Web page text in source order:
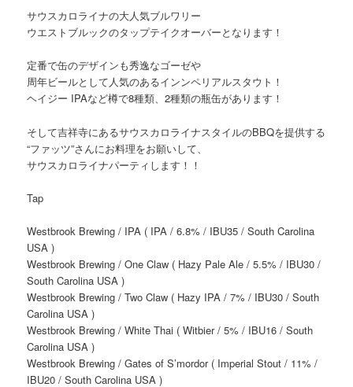
サウスカロライナの大人気ブルワリー
ウエストブルックのタップテイクオーバーとなります！
定番で缶のデザインも秀逸なゴーゼや
周年ビールとして人気のあるインンペリアルスタウト！
ヘイジー IPAなど樽で8種類、2種類の瓶缶があります！
そして吉祥寺にあるサウスカロライナスタイルのBBQを提供する
“ファッツ”さんにお料理をお願いして、
サウスカロライナパーティします！！
Tap
Westbrook Brewing / IPA ( IPA / 6.8% / IBU35 / South Carolina
USA )
Westbrook Brewing / One Claw ( Hazy Pale Ale / 5.5% / IBU30 /
South Carolina USA )
Westbrook Brewing / Two Claw ( Hazy IPA / 7% / IBU30 / South
Carolina USA )
Westbrook Brewing / White Thai ( Witbier / 5% / IBU16 / South
Carolina USA )
Westbrook Brewing / Gates of S’mordor ( Imperial Stout / 11% /
IBU20 / South Carolina USA )